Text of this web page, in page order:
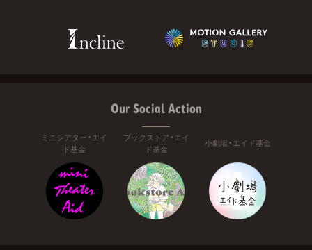
Our Social Action
ミニシアター・エイ
ド基金
ブックストア・エイ
ド基金
小劇場・エイド基金